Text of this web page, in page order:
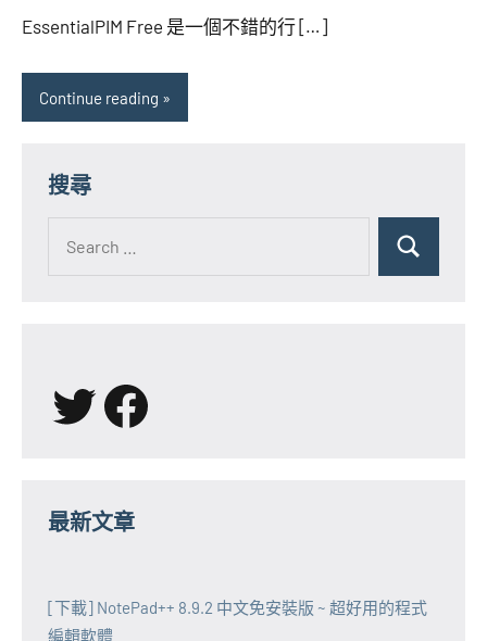
芋
EssentialPIM Free 是一個不錯的行 […]
Continue reading
搜尋
for:
Search
X Facebook
最新文章
[下載] NotePad++ 8.9.2 中文免安裝版 ~ 超好用的程式
編輯軟體